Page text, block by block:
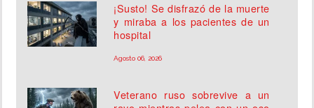
¡Susto! Se disfrazó de la muerte
y miraba a los pacientes de un
hospital
Agosto 06, 2026
Veterano ruso sobrevive a un